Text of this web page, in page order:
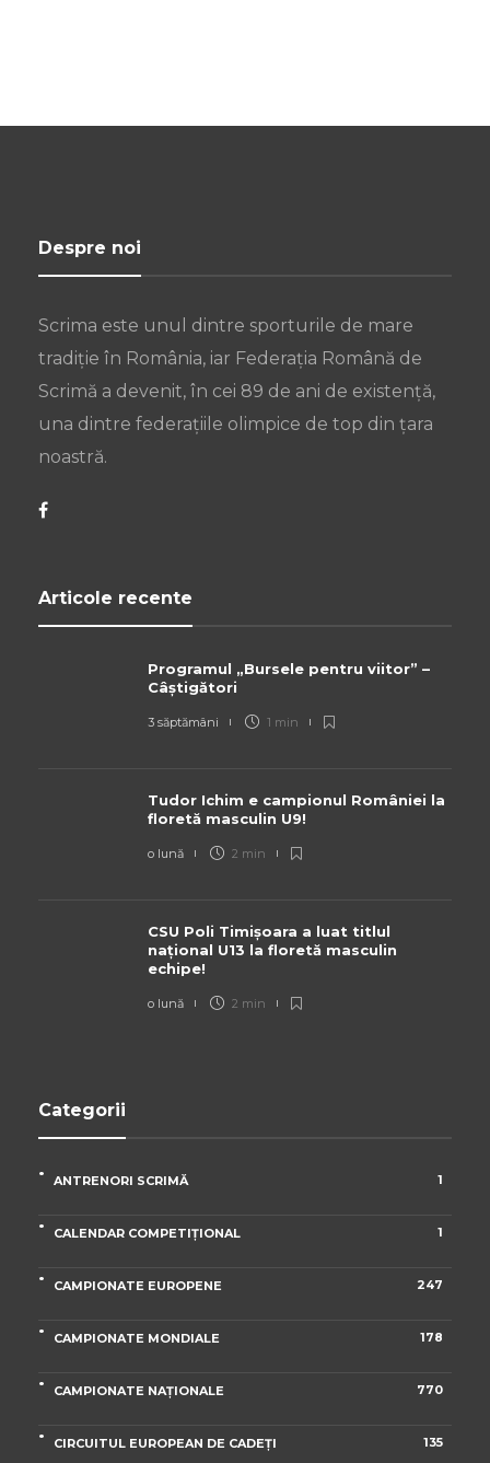
Despre noi
Scrima este unul dintre sporturile de mare
tradiție în România, iar Federația Română de
Scrimă a devenit, în cei 89 de ani de existență,
una dintre federațiile olimpice de top din țara
noastră.
Articole recente
Programul „Bursele pentru viitor” –
Câștigători
3 săptămâni 1 min
Tudor Ichim e campionul României la
floretă masculin U9!
o lună 2 min
CSU Poli Timișoara a luat titlul
național U13 la floretă masculin
echipe!
o lună 2 min
Categorii
ANTRENORI SCRIMĂ 1
CALENDAR COMPETIȚIONAL 1
CAMPIONATE EUROPENE 247
CAMPIONATE MONDIALE 178
CAMPIONATE NAȚIONALE 770
CIRCUITUL EUROPEAN DE CADEȚI 135